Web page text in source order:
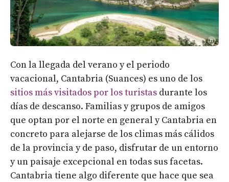
Con la llegada del verano y el periodo
vacacional, Cantabria (Suances) es uno de los
sitios más visitados por los turistas durante los
días de descanso. Familias y grupos de amigos
que optan por el norte en general y Cantabria en
concreto para alejarse de los climas más cálidos
de la provincia y de paso, disfrutar de un entorno
y un paisaje excepcional en todas sus facetas.
Cantabria tiene algo diferente que hace que sea